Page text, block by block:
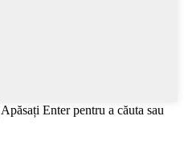
Apăsați Enter pentru a căuta sau